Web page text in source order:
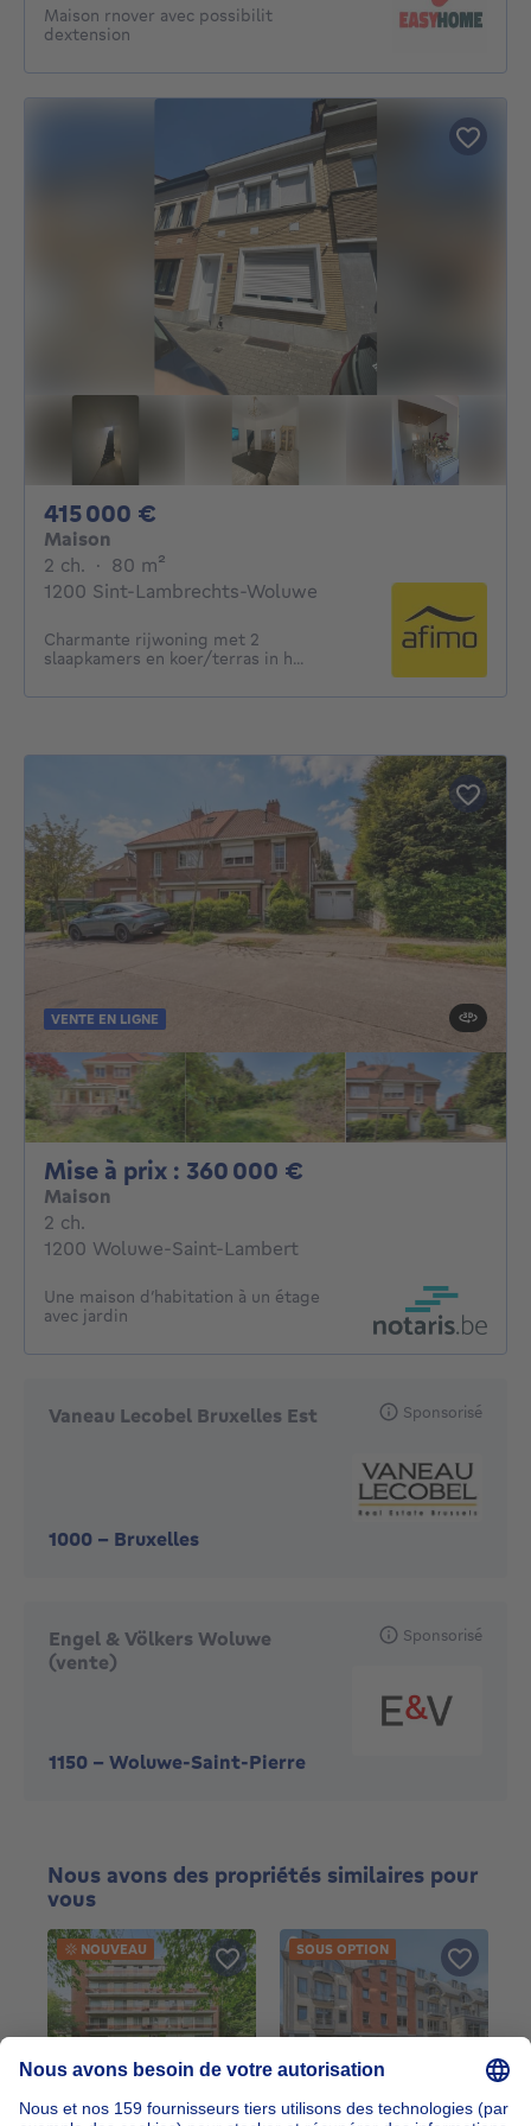
Maison rnover avec possibilit
dextension
415 000 €
Maison
2 ch. 2 chambres
· 80 m²
1200 Sint-Lambrechts-Woluwe
Charmante rijwoning met 2
slaapkamers en koer/terras in h...
VENTE EN LIGNE
Mise à prix : 360 000 €
Maison
2 ch.
1200 Woluwe-Saint-Lambert
Une maison d’habitation à un étage
avec jardin
Vaneau Lecobel Bruxelles Est
1000 - Bruxelles
Sponsorisé
Engel & Völkers Woluwe
(vente)
1150 - Woluwe-Saint-Pierre
Sponsorisé
Nous avons des propriétés similaires pour
vous
249 000 €249000€
NOUVEAU
288 200 €288200€
SOUS OPTION